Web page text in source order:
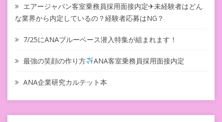
エアージャパン客室乗務員採用面接内定✈未経験者はどん
な業界から内定しているの？経験者応募はNG？
7/25にANAブルーベース潜入特集が組まれます！
最強の笑顔の作り方 ANA客室乗務員採用面接内定
ANA企業研究カルテット本